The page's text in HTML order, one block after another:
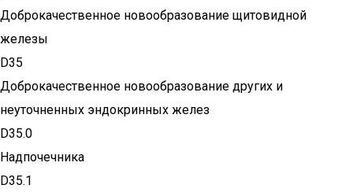
Доброкачественное новообразование щитовидной
железы
D35
Доброкачественное новообразование других и
неуточненных эндокринных желез
D35.0
Надпочечника
D35.1